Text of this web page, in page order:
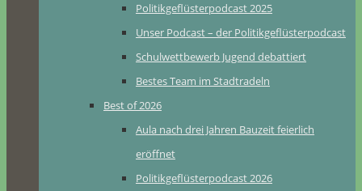
Politikgeflüsterpodcast 2025
Unser Podcast – der Politikgeflüsterpodcast
Schulwettbewerb Jugend debattiert
Bestes Team im Stadtradeln
Best of 2026
Aula nach drei Jahren Bauzeit feierlich
eröffnet
Politikgeflüsterpodcast 2026